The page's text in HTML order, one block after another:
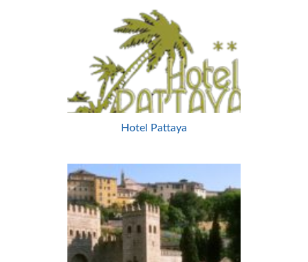
Hotel Pattaya